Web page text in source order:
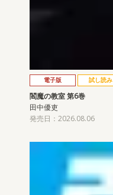
電子版 試し読み
閻魔の教室 第6巻
田中優吏
発売日：2026.08.06